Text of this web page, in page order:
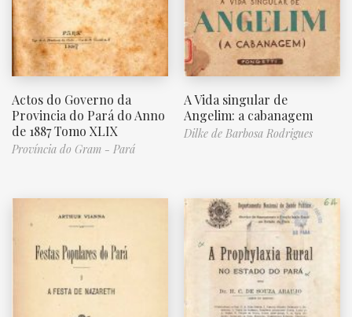
Actos do Governo da
Provincia do Pará do Anno
de 1887 Tomo XLIX
Província do Gram - Pará
A Vida singular de
Angelim: a cabanagem
Dilke de Barbosa Rodrigues